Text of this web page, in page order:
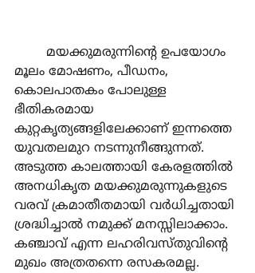
മൂലം മോഷണം, പീഡനം,
കൊലപാതകം പോലുള്ള
ഭീതികരമായ
കുറ്റകൃത്യങ്ങളിലേക്കാണ് ഇന്നത്തെ
യുവതലമുറ നടന്നുനീങ്ങുന്നത്.
അടുത്ത കാലത്തായി കേരളത്തില്‍
അനധികൃത മയക്കുമരുന്നുകളുടെ
വരവ് ക്രമാതീതമായി വര്‍ധിച്ചതായി
ശ്രദ്ധിച്ചാല്‍ നമുക്ക് മനസ്സിലാക്കാം.
കഞ്ചാവ് എന്ന ലഹരിവസ്തുവിന്‍റെ
മുഖം അത്രതന്നെ രസകരമല്ല.